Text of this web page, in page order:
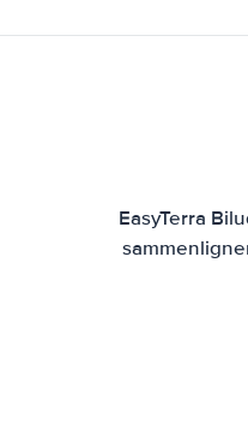
EasyTerra